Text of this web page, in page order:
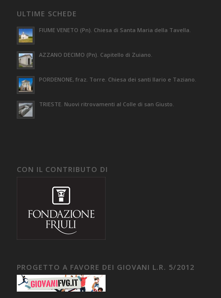
ULTIME SCHEDE
FIUME VENETO (Pn). Chiesa di Santa Maria della Tavella.
AZZANO DECIMO (Pn). Capitello di Zuiano.
PORDENONE, fraz. Torre. Chiesa dei santi Ilario e Taziano.
TRIESTE. Nuovi ritrovamenti al Colle di san Giusto.
CON IL CONTRIBUTO DI
PROGETTO A FAVORE DEI GIOVANI L.R. 5/2012